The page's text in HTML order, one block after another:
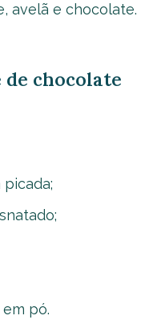
avelã e chocolate.
de chocolate
picada;
pó.